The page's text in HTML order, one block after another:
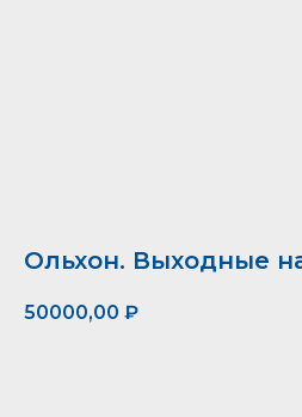
Ольхон. Выходные
50000,00 ₽